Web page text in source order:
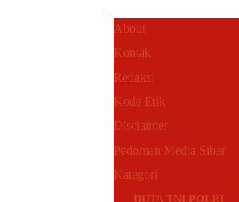
About
Kontak
Redaksi
Kode Etik
Disclaimer
Pedoman Media Siber
Kategori
DUTA TNI POLRI